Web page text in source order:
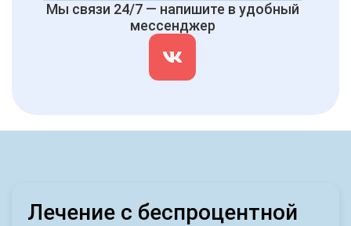
Мы связи 24/7 — напишите в удобный
мессенджер
Лечение с беспроцентной